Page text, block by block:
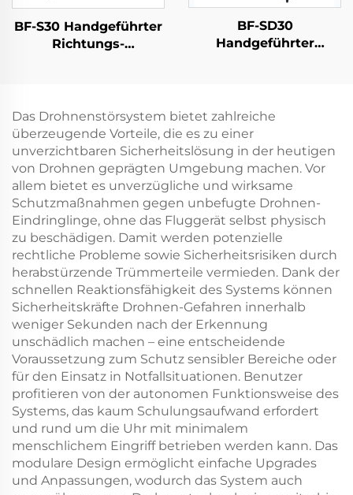
BF-S30 Handgeführter
Richtungs-
BF-SD30
Handgeführter
Das Drohnenstörsystem bietet zahlreiche
überzeugende Vorteile, die es zu einer
unverzichtbaren Sicherheitslösung in der heutigen
von Drohnen geprägten Umgebung machen. Vor
allem bietet es unverzügliche und wirksame
Schutzmaßnahmen gegen unbefugte Drohnen-
Eindringlinge, ohne das Fluggerät selbst physisch
zu beschädigen. Damit werden potenzielle
rechtliche Probleme sowie Sicherheitsrisiken durch
herabstürzende Trümmerteile vermieden. Dank der
schnellen Reaktionsfähigkeit des Systems können
Sicherheitskräfte Drohnen-Gefahren innerhalb
weniger Sekunden nach der Erkennung
unschädlich machen – eine entscheidende
Voraussetzung zum Schutz sensibler Bereiche oder
für den Einsatz in Notfallsituationen. Benutzer
profitieren von der autonomen Funktionsweise des
Systems, das kaum Schulungsaufwand erfordert
und rund um die Uhr mit minimalem
menschlichem Eingriff betrieben werden kann. Das
modulare Design ermöglicht einfache Upgrades
und Anpassungen, wodurch das System auch